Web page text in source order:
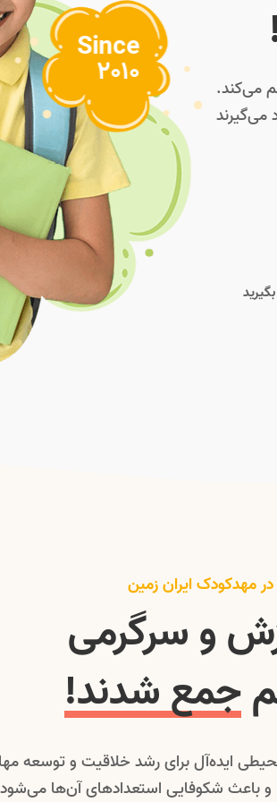
می‌کند.
می‌گیرند
Since
2010
در مهدکودک ایران زمین
و سرگرمی
جمع شدند!
ایده‌آل برای رشد خلاقیت و توسعه
و باعث شکوفایی استعدادهای آن‌ها